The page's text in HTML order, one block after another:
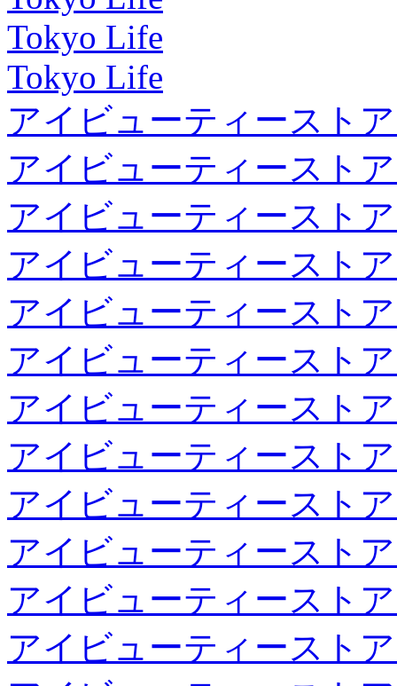
Tokyo Life
Tokyo Life
アイビューティースト
アイビューティースト
アイビューティースト
アイビューティースト
アイビューティースト
アイビューティースト
アイビューティースト
アイビューティースト
アイビューティースト
アイビューティースト
アイビューティースト
アイビューティースト